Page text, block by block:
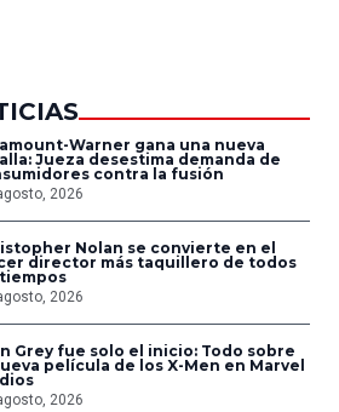
Warner gana una nueva
Jueza desestima demanda de
contra la fusión
2026
Nolan se convierte en el
director más taquillero de todos
tiempos
2026
Grey fue solo el inicio: Todo sobre
película de los X-Men en Marvel
2026